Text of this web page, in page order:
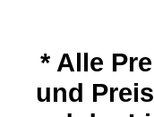
*Alle
und